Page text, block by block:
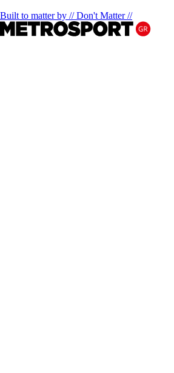
Built to matter by // Don't Matter //